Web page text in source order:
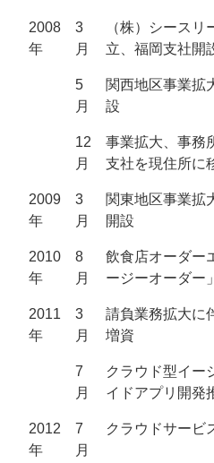
2008
年
3
月
（株）シース
立、福岡支社開
5
月
関西地区事業拡
設
12
月
事業拡大、事務
支社を現住所に
2009
年
3
月
関東地区事業拡
開設
2010
年
8
月
飲食店オーダー
ージーオーダー
2011
年
3
月
請負業務拡大に
増資
7
月
クラウド型イー
イドアプリ開発
2012
年
7
月
クラウドサービ